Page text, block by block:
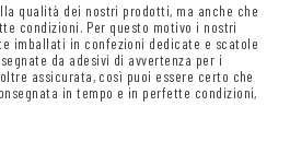
qualità dei nostri prodotti, ma anche che
condizioni. Per questo motivo i nostri
imballati in confezioni dedicate e scatole
da adesivi di avvertenza per i
assicurata, così puoi essere certo che
in tempo e in perfette condizioni,